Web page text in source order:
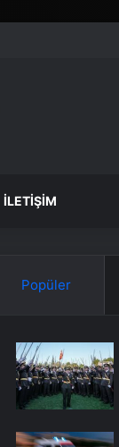
İLETIŞIM
Popüler